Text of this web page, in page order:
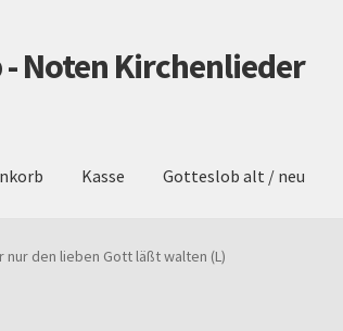
Noten Kirchenlieder
Kasse Gotteslob alt / neu
Gotteslob alt / neu
den lieben Gott läßt walten (L)